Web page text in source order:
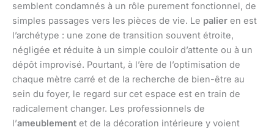
semblent condamnés à un rôle purement fonctionnel, de
simples passages vers les pièces de vie. Le palier en est
l’archétype : une zone de transition souvent étroite,
négligée et réduite à un simple couloir d’attente ou à un
dépôt improvisé. Pourtant, à l’ère de l’optimisation de
chaque mètre carré et de la recherche de bien-être au
sein du foyer, le regard sur cet espace est en train de
radicalement changer. Les professionnels de
l’ameublement et de la décoration intérieure y voient